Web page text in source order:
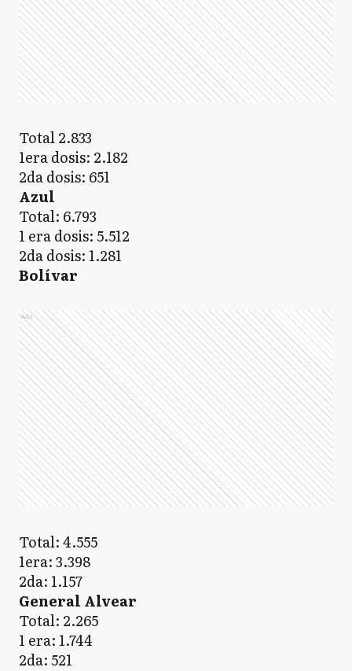
Total 2.833
1era dosis: 2.182
2da dosis: 651
Azul
Total: 6.793
1 era dosis: 5.512
2da dosis: 1.281
Bolívar
Ads
Total: 4.555
1era: 3.398
2da: 1.157
General Alvear
Total: 2.265
1 era: 1.744
2da: 521